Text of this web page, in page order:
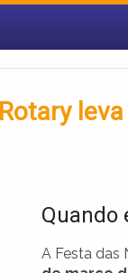
Quando
A Festa das